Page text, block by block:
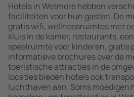
Hotels in Wetmore hebben
faciliteiten voor hun gasten. De
gratis wifi, wellnessruimtes met
kluis in de kamer, restaurants,
speelruimte voor kinderen, gratis
informatieve brochures over de
toeristische attracties in de
locaties bieden hotels ook
luchthaven aan. Soms moedigen